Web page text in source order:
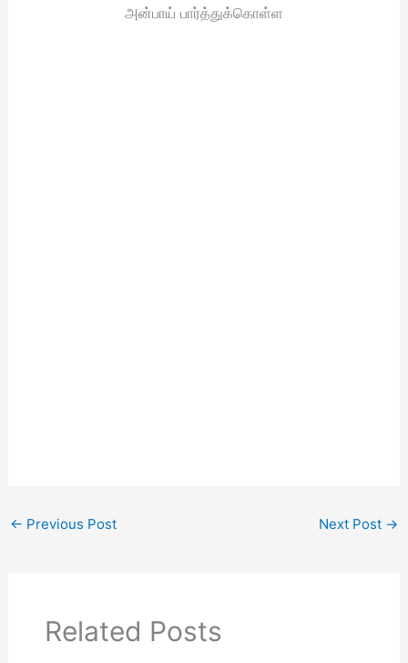
அன்பாய் பார்த்துக்கொள்ள
← Previous Post Next Post →
Related Posts